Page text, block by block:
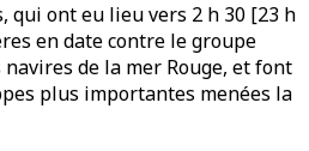
qui ont eu lieu vers 2 h 30 [23 h
en date contre le groupe
de la mer Rouge, et font
plus importantes menées la